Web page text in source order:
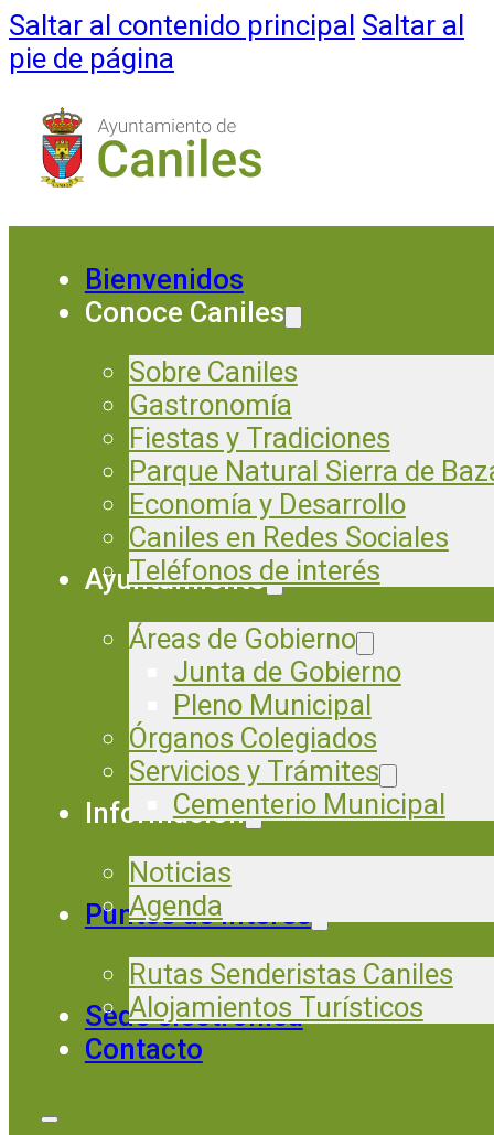
Saltar al contenido principal Saltar al
pie de página
Bienvenidos
Conoce Caniles
Sobre Caniles
Gastronomía
Fiestas y Tradiciones
Parque Natural Sierra de
Economía y Desarrollo
Caniles en Redes Sociales
Teléfonos de interés
Ayuntamiento
Áreas de Gobierno
Junta de Gobierno
Pleno Municipal
Órganos Colegiados
Servicios y Trámites
Cementerio Municipal
Información
Noticias
Agenda
Puntos de Interés
Rutas Senderistas Caniles
Alojamientos Turísticos
Sede electrónica
Contacto